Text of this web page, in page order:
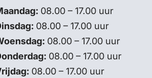
08.00 – 17.00 uur
08.00 – 17.00 uur
08.00 – 17.00 uur
08.00 – 17.00 uur
08.00 – 17.00 uur